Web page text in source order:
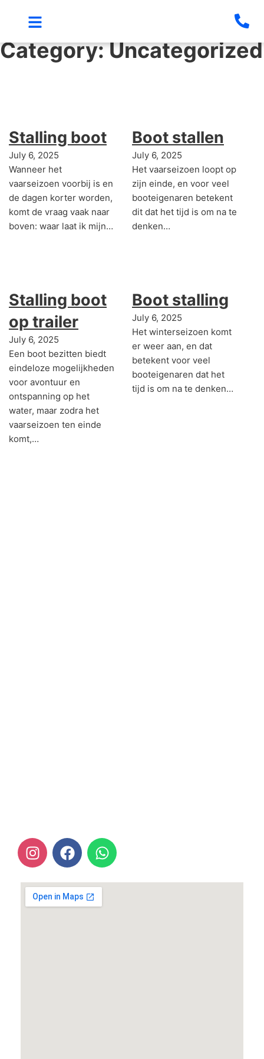
Category:Uncategorized
Stalling boot
July 6, 2025
Wanneer het
vaarseizoen voorbij is en
de dagen korter worden,
komt de vraag vaak naar
boven: waar laat ik mijn…
Boot stallen
July 6, 2025
Het vaarseizoen loopt op
zijn einde, en voor veel
booteigenaren betekent
dit dat het tijd is om na te
denken…
Stalling boot
op trailer
July 6, 2025
Een boot bezitten biedt
eindeloze mogelijkheden
voor avontuur en
ontspanning op het
water, maar zodra het
vaarseizoen ten einde
komt,…
Boot stalling
July 6, 2025
Het winterseizoen komt
er weer aan, en dat
betekent voor veel
booteigenaren dat het
tijd is om na te denken…